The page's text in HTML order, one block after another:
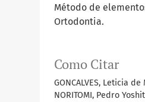
Método de
Ortodontia.
Como Citar
GONCALVES, Leticia
NORITOMI, Pedro